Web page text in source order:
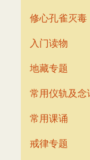
修心孔雀灭毒
入门读物
地藏专题
常用仪轨及念
常用课诵
戒律专题